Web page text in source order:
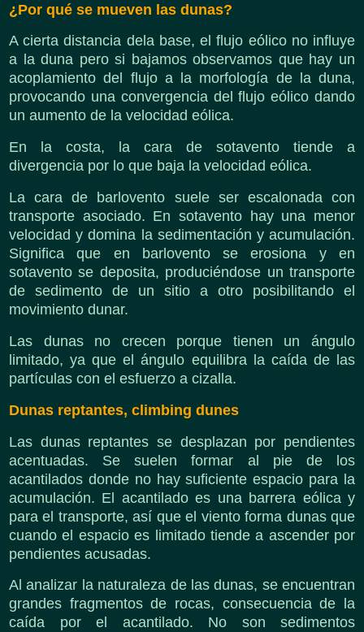
¿Por qué se mueven las dunas?
A cierta distancia dela base, el flujo eólico no influye
a la duna pero si bajamos observamos que hay un
acoplamiento del flujo a la morfología de la duna,
provocando una convergencia del flujo eólico dando
un aumento de la velocidad eólica.
En la costa, la cara de sotavento tiende a
divergencia por lo que baja la velocidad eólica.
La cara de barlovento suele ser escalonada con
transporte asociado. En sotavento hay una menor
velocidad y domina la sedimentación y acumulación.
Significa que en barlovento se erosiona y en
sotavento se deposita, produciéndose un transporte
de sedimento de un sitio a otro posibilitando el
movimiento dunar.
Las dunas no crecen porque tienen un ángulo
limitado, ya que el ángulo equilibra la caída de las
partículas con el esfuerzo a cizalla.
Dunas reptantes, climbing dunes
Las dunas reptantes se desplazan por pendientes
acentuadas. Se suelen formar al pie de los
acantilados donde no hay suficiente espacio para la
acumulación. El acantilado es una barrera eólica y
para el transporte, así que el viento forma dunas que
cuando el espacio es limitado tiende a ascender por
pendientes acusadas.
Al analizar la naturaleza de las dunas, se encuentran
grandes fragmentos de rocas, consecuencia de la
caída por el acantilado. No son sedimentos